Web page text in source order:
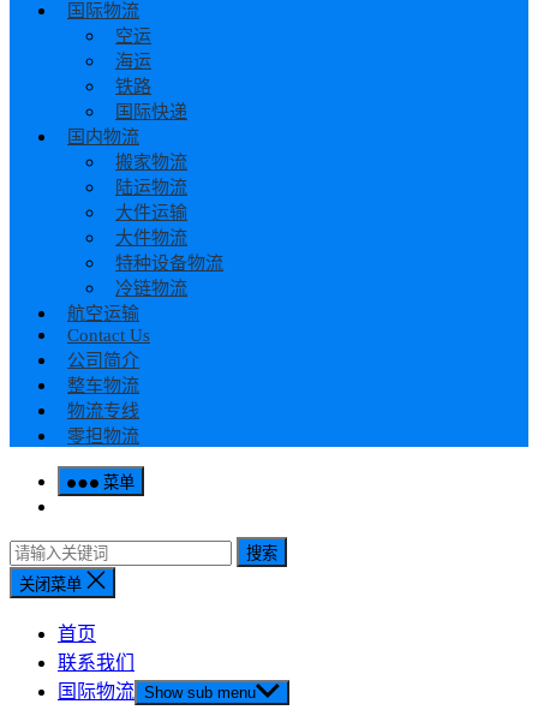
国际物流
空运
海运
铁路
国际快递
国内物流
搬家物流
陆运物流
大件运输
大件物流
特种设备物流
冷链物流
航空运输
Contact Us
公司简介
整车物流
物流专线
零担物流
菜单
搜索
关闭菜单
首页
联系我们
国际物流 Show sub menu